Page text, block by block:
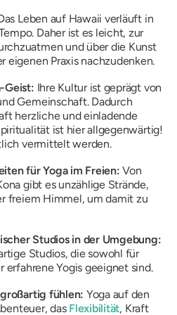
Leben auf Hawaii verläuft in
Daher ist es leicht, zur
und über die Kunst
eigenen Praxis nachzudenken.
Geist: Ihre Kultur ist geprägt von
Gemeinschaft. Dadurch
herzliche und einladende
ist hier allgegenwärtig!
vermittelt werden.
für Yoga im Freien: Von
gibt es unzählige Strände,
freiem Himmel, um damit zu
Studios in der Umgebung:
Studios, die sowohl für
erfahrene Yogis geeignet sind.
fühlen: Yoga auf den
das Flexibilität, Kraft